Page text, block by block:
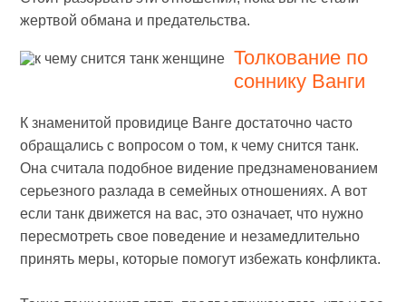
жертвой обмана и предательства.
Толкование по
соннику Ванги
К знаменитой провидице Ванге достаточно часто
обращались с вопросом о том, к чему снится танк.
Она считала подобное видение предзнаменованием
серьезного разлада в семейных отношениях. А вот
если танк движется на вас, это означает, что нужно
пересмотреть свое поведение и незамедлительно
принять меры, которые помогут избежать конфликта.